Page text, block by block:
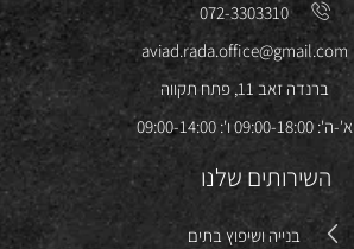
072-3303310
aviad.rada.office@gmail.com
ברנדה זאב 11, פתח תקווה
א'-ה': 09:00-18:00 ו': 09:00-14:00
השירותים שלנו
בנייה ושיפוץ בתים